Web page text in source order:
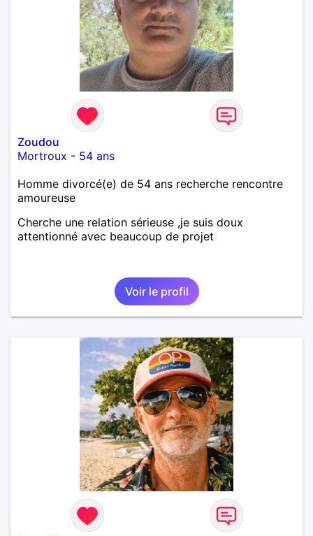
Zoudou
Mortroux - 54 ans
Homme divorcé(e) de 54 ans recherche rencontre
amoureuse
Cherche une relation sérieuse ,je suis doux
attentionné avec beaucoup de projet
Voir le profil